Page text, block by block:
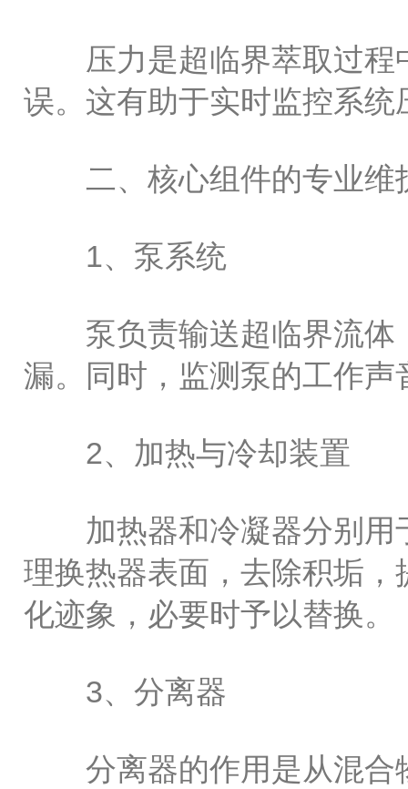
压力是超临界萃取过程
误。这有助于实时监控系
二、核心组件的专业维
1、泵系统
泵负责输送超临界流体
漏。同时，监测泵的工作
2、加热与冷却装置
加热器和冷凝器分别用
理换热器表面，去除积垢
化迹象，必要时予以替换。
3、分离器
分离器的作用是从混合